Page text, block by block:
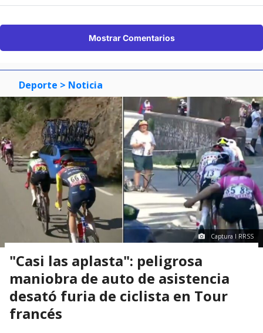
Mostrar Comentarios
Deporte > Noticia
Captura I RRSS
"Casi las aplasta": peligrosa
maniobra de auto de asistencia
desató furia de ciclista en Tour
francés